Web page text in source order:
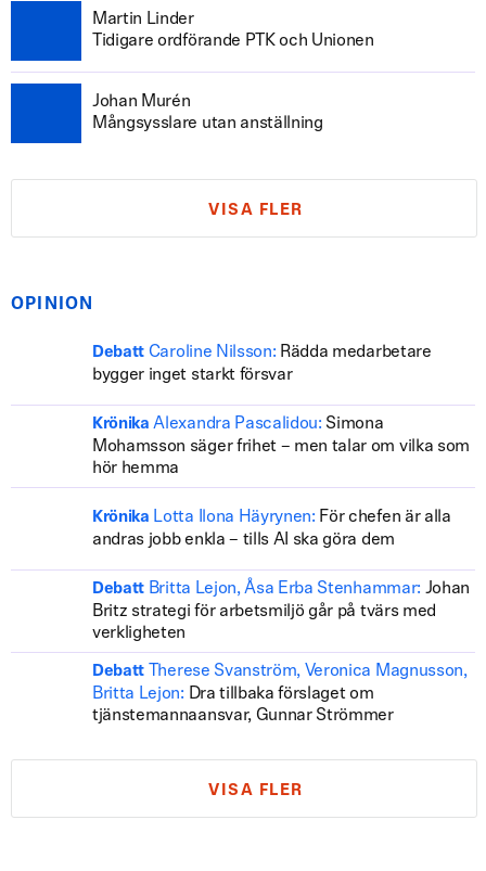
Martin Linder
Tidigare ordförande PTK och Unionen
Johan Murén
Mångsysslare utan anställning
VISA FLER
OPINION
Debatt Caroline Nilsson: Rädda medarbetare
bygger inget starkt försvar
Krönika Alexandra Pascalidou: Simona
Mohamsson säger frihet – men talar om vilka som
hör hemma
Krönika Lotta Ilona Häyrynen: För chefen är alla
andras jobb enkla – tills AI ska göra dem
Debatt Britta Lejon, Åsa Erba Stenhammar: Johan
Britz strategi för arbetsmiljö går på tvärs med
verkligheten
Debatt
Therese Svanström, Veronica Magnusson,
Britta Lejon: Dra tillbaka förslaget om
tjänstemannaansvar, Gunnar Strömmer
VISA FLER